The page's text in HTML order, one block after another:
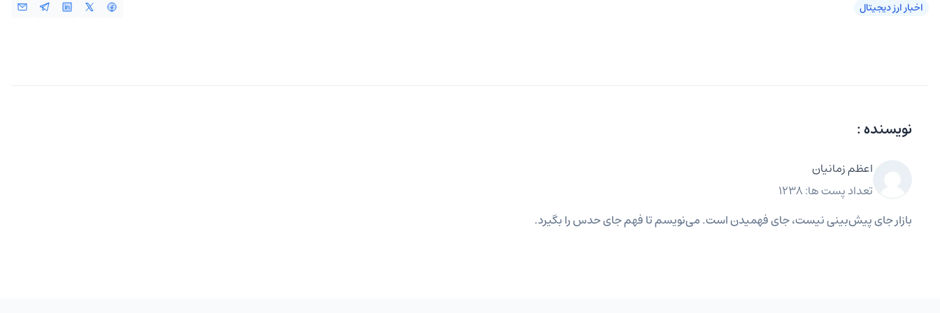
اخبار ارز دیجیتال
نویسنده :
اعظم زمانیان
تعداد پست ها: 1238
بازار جای پیش‌بینی نیست، جای فهمیدن است. می‌نویسم تا فهم جای حدس را بگیرد.